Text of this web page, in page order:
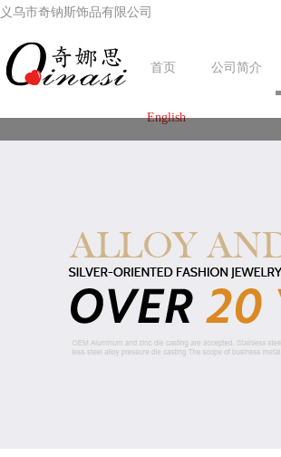
义乌市奇钠斯饰品有限公司
首页 公司简介
English